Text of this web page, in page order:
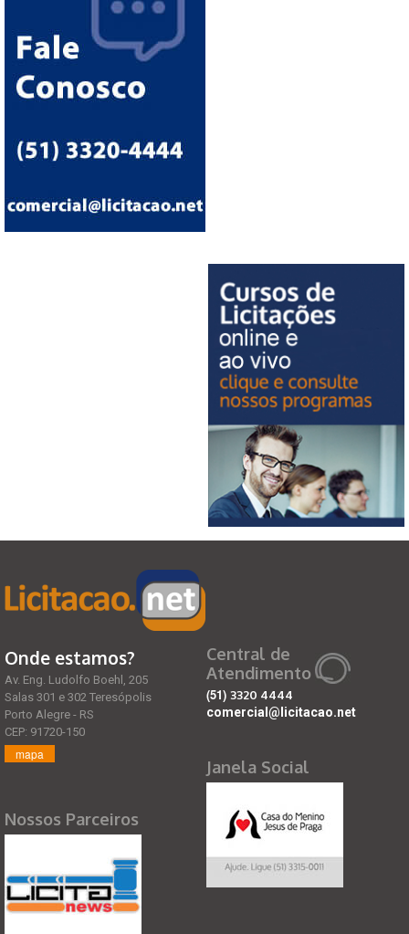
Onde estamos?
Av. Eng. Ludolfo Boehl, 205
Salas 301 e 302 Teresópolis
Porto Alegre - RS
CEP: 91720-150
mapa
Nossos Parceiros
Central de
Atendimento
(51) 3320 4444
comercial@licitacao.net
Janela Social